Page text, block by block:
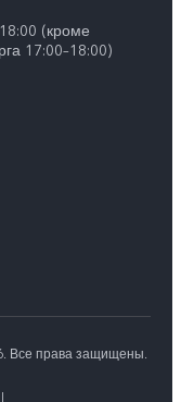
(кроме
17:00–18:00)
Все права защищены.
|